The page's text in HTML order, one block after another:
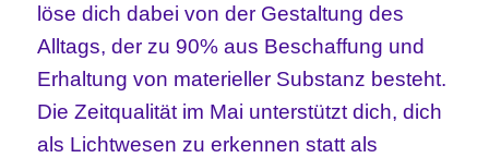
löse dich dabei von der Gestaltung des
Alltags, der zu 90% aus Beschaffung und
Erhaltung von materieller Substanz besteht.
Die Zeitqualität im Mai unterstützt dich, dich
als Lichtwesen zu erkennen statt als